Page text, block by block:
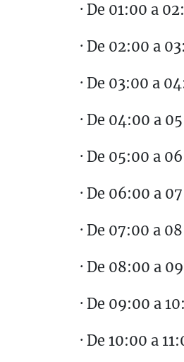
· De 01:00 a
· De 02:00 a
· De 03:00 a
· De 04:00 a
· De 05:00 a
· De 06:00 a
· De 07:00 a
· De 08:00 a
· De 09:00 a
· De 10:00 a